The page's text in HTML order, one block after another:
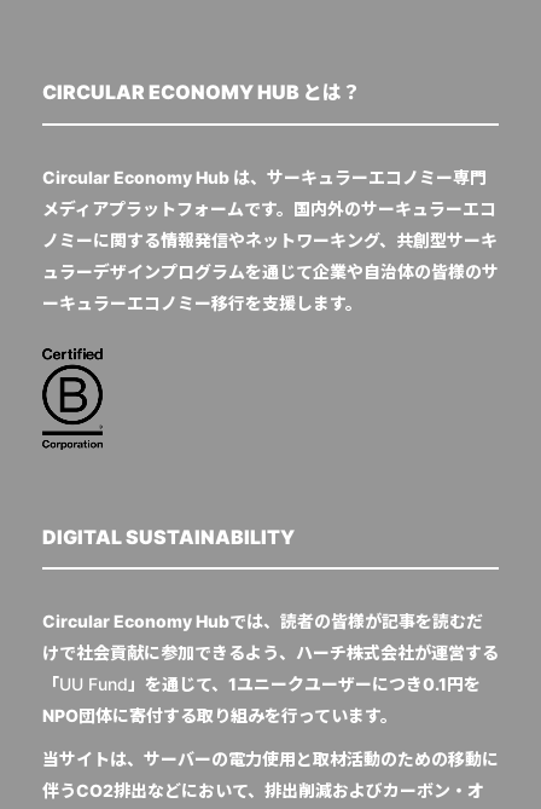
CIRCULAR ECONOMY HUB とは？
Circular Economy Hub は、サーキュラーエコノミー専門
メディアプラットフォームです。国内外のサーキュラーエコ
ノミーに関する情報発信やネットワーキング、共創型サーキ
ュラーデザインプログラムを通じて企業や自治体の皆様のサ
ーキュラーエコノミー移行を支援します。
DIGITAL SUSTAINABILITY
Circular Economy Hubでは、読者の皆様が記事を読むだ
けで社会貢献に参加できるよう、ハーチ株式会社が運営する
「UU Fund 」を通じて、1ユニークユーザーにつき0.1円を
NPO団体に寄付する取り組みを行っています。
当サイトは、サーバーの電力使用と取材活動のための移動に
伴うCO2排出などにおいて、排出削減およびカーボン・オ